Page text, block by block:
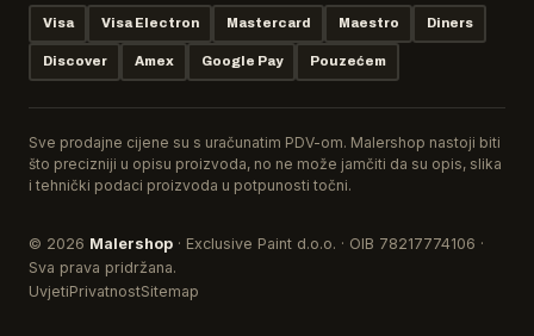
Visa Visa Electron Mastercard Maestro Diners
Discover Amex Google Pay Pouzećem
Sve prodajne cijene su s uračunatim PDV-om. Malershop nastoji biti
što precizniji u opisu proizvoda, no ne može jamčiti da su opis, slika
i tehnički podaci proizvoda u potpunosti točni.
© 2026 Malershop · Exclusive Paint d.o.o. · OIB 78217774106 ·
Sva prava pridržana.
UvjetiPrivatnostSitemap